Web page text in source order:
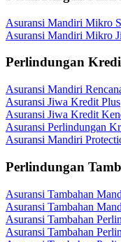
Asuransi Mandiri Mikro
Asuransi Mandiri Mikro
Perlindungan
Asuransi Mandiri
Asuransi Jiwa Kredit Plus
Asuransi Jiwa Kredit
Asuransi Perlindungan
Asuransi Mandiri
Perlindungan
Asuransi Tambahan
Asuransi Tambahan
Asuransi Tambahan
Asuransi Tambahan